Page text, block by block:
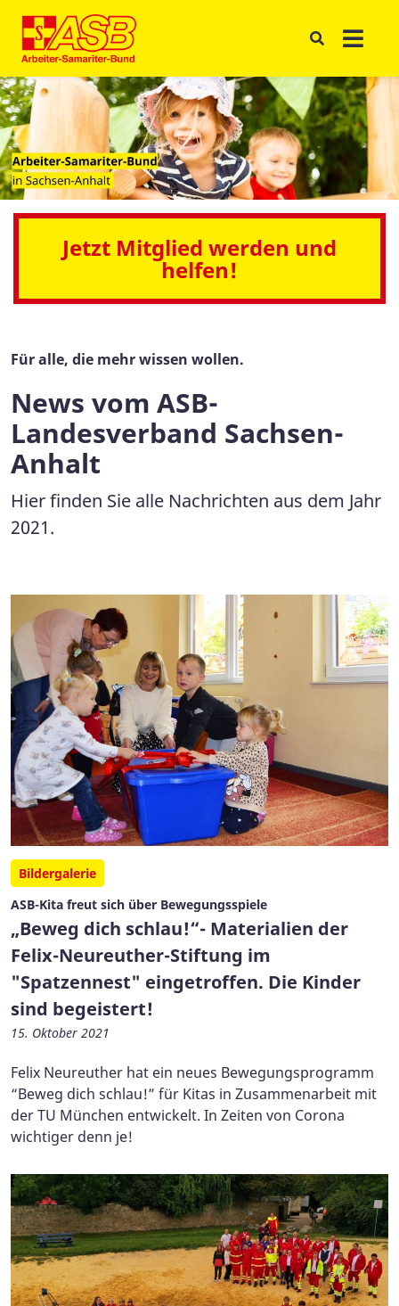
Jetzt Mitglied werden und
helfen!
Für alle, die mehr wissen wollen.
News vom ASB-
Landesverband Sachsen-
Anhalt
Hier finden Sie alle Nachrichten aus dem Jahr
2021.
Bildergalerie
ASB-Kita freut sich über Bewegungsspiele
„Beweg dich schlau!“- Materialien der
Felix-Neureuther-Stiftung im
"Spatzennest" eingetroffen. Die Kinder
sind begeistert!
15. Oktober 2021
Felix Neureuther hat ein neues Bewegungsprogramm
“Beweg dich schlau!” für Kitas in Zusammenarbeit mit
der TU München entwickelt. In Zeiten von Corona
wichtiger denn je!